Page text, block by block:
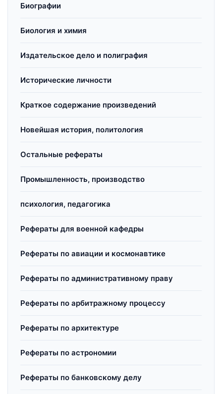
Биографии
Биология и химия
Издательское дело и полиграфия
Исторические личности
Краткое содержание произведений
Новейшая история, политология
Остальные рефераты
Промышленность, производство
психология, педагогика
Рефераты для военной кафедры
Рефераты по авиации и космонавтике
Рефераты по административному праву
Рефераты по арбитражному процессу
Рефераты по архитектуре
Рефераты по астрономии
Рефераты по банковскому делу